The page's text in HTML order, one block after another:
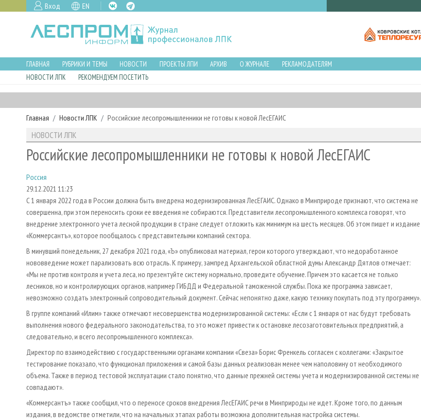
Вход EN
ГЛАВНАЯ РУБРИКИ И ТЕМЫ НОВОСТИ ПРОЕКТЫ ЛПИ АРХИВ О ЖУРНАЛЕ
РЕКЛАМОДАТЕЛЯМ
НОВОСТИ ЛПК
РЕКОМЕНДУЕМ ПОСЕТИТЬ
Главная Новости ЛПК Российские лесопромышленники не готовы к новой ЛесЕГАИС
НОВОСТИ ЛПК
Российские лесопромышленники не готовы к новой ЛесЕГАИС
Россия
29.12.2021 11:23
С 1 января 2022 года в России должна быть внедрена модернизированная ЛесЕГАИС. Однако в Минприроде признают, что система не
совершенна, при этом переносить сроки ее введения не собираются. Представители лесопромышленного комплекса говорят, что
внедрение электронного учета лесной продукции в стране следует отложить как минимум на шесть месяцев. Об этом пишет и издание
«Коммерсантъ», которое пообщалось с представителыми компаний сектора.
В минувший понедельник, 27 декабря 2021 года, «Ъ» опубликовал материал, герои которого утверждают, что недоработанное
нововведение может парализовать всю отрасль. К примеру, зампред Архангельской областной думы Александр Дятлов отмечает:
«Мы не против контроля и учета леса, но презентуйте систему нормально, проведите обучение. Причем это касается не только
лесников, но и контролирующих органов, например ГИБДД и Федеральной таможенной службы. Пока же программа зависает,
невозможно создать электронный сопроводительный документ. Сейчас непонятно даже, какую технику покупать под эту программу».
В группе компаний «Илим» также отмечают несовершенства модернизированной системы: «Если с 1 января от нас будут требовать
выполнения нового федерального законодательства, то это может привести к остановке лесозаготовительных предприятий, а
следовательно, и всего лесопромышленного комплекса».
Директор по взаимодействию с государственными органами компании «Свеза» Борис Френкель согласен с коллегами: «Закрытое
тестирование показало, что функционал приложения и самой базы данных реализован менее чем наполовину от необходимого
объема. Также в период тестовой эксплуатации стало понятно, что данные прежней системы учета и модернизированной системы не
совпадают».
«Коммерсантъ» также сообщил, что о переносе сроков внедрения ЛесЕГАИС речи в Минприроды не идет. Кроме того, по данным
издания, в ведомстве отметили, что на начальных этапах работы возможна дополнительная настройка системы.